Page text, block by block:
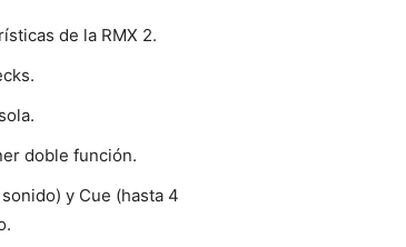
de la RMX 2.
doble función.
y Cue (hasta 4